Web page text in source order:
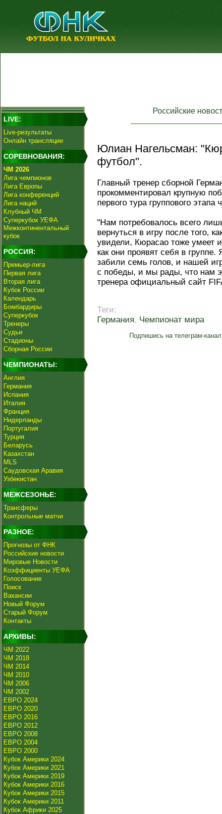
LIVE:
Live-результаты
Онлайн трансляции
СОРЕВНОВАНИЯ:
ЧМ 2026
Лига чемпионов
Лига Европы
Лига конференций
Лига наций
Клубный ЧМ
Суперкубок УЕФА
Межконтинентальный
кубок
РОССИЯ:
Премьер-лига
Первая лига
Вторая лига
Кубок России
Календарь
Бомбардиры
Суперкубок
Тренеры
Судьи
Стадионы
Сборная России
ЧЕМПИОНАТЫ:
Англия
Германия
Испания
Италия
Франция
Нидерланды
Португалия
Турция
Беларусь
Казахстан
MLS
Саудовская Аравия
Узбекистан
МЕЖСЕЗОНЬЕ:
Трансферы
Контрольные матчи
РАЗНОЕ:
Прогнозы от ФНК
Российские новости
Мировые Новости
Коэффициенты УЕФА
Голосование
Поиск
Вакансии
Новый Форум
Старый Форум
Контакты
АРХИВЫ:
ЧМ 2022
ЧМ 2018
ЧМ 2014
ЧМ 2010
ЧМ 2006
ЧМ 2002
ЕВРО 2024
ЕВРО 2020
ЕВРО 2016
ЕВРО 2012
ЕВРО 2008
ЕВРО 2004
ЕВРО 2000
Кубок Америки 2024
Кубок Америки 2021
Кубок Америки 2019
Кубок Америки 2016
Кубок Америки 2015
Кубок Америки 2011
Кубок Африки 2025
Российские
Юлиан Нагельсман:
футбол".
Главный тренер сборной
прокомментировал крупную
первого тура группового
"Нам потребовалось всего
вернуться в игру после того,
увидели, Кюрасао тоже умеет
как они проявят себя в
забили семь голов, и нашей
с победы, и мы рады, что нам
тренера официальный сайт
Теги:
Германия, Чемпионат мира
Подпишись на телеграм-